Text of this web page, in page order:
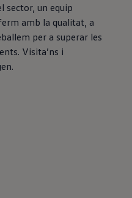
sector, un equip
amb la qualitat, a
per a superar les
Visita’ns i